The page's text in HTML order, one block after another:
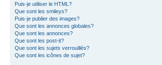
Puis-je utiliser le HTML?
Que sont les smileys?
Puis-je publier des images?
Que sont les annonces globales?
Que sont les annonces?
Que sont les post-it?
Que sont les sujets verrouillés?
Que sont les icônes de sujet?